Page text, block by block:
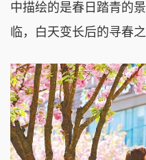
中描绘的是春日踏青的
临，白天变长后的寻春之